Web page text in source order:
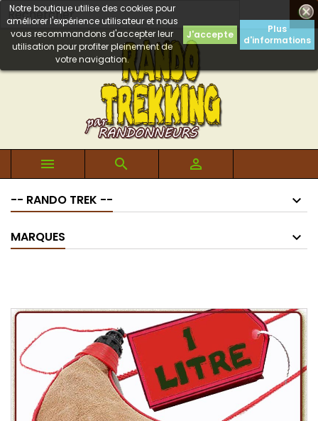

Notre boutique utilise des cookies pour
améliorer l'expérience utilisateur et nous
vous recommandons d'accepter leur
utilisation pour profiter pleinement de
votre navigation.
J'accepte
Plus
d'informations
  
-- RANDO TREK --
MARQUES